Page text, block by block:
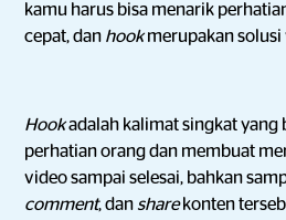
kamu harus bisa menarik
cepat, dan hookmerupakan solusi
Hookadalah kalimat singkat
perhatian orang dan membuat
video sampai selesai, bahkan
comment, dan sharekonten